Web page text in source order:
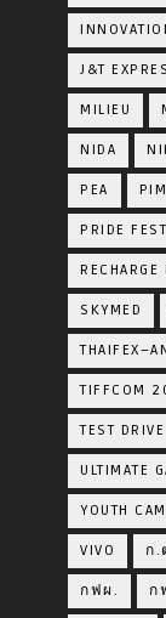
J&T
MILIEU
NIDA
PEA PIM
PRIDE
SKYMED
TIFFCOM
TEST DRIVE
ULTIMATE
YOUTH
VIVO ก.
กฟผ. ก